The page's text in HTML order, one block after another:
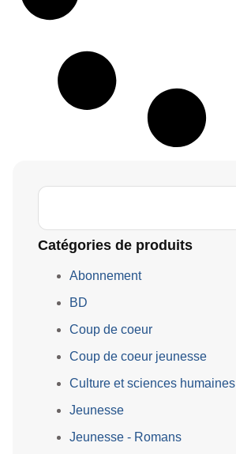
Catégories de produits
Abonnement
BD
Coup de coeur
Coup de coeur jeunesse
Culture et sciences humaines
Jeunesse
Jeunesse - Romans